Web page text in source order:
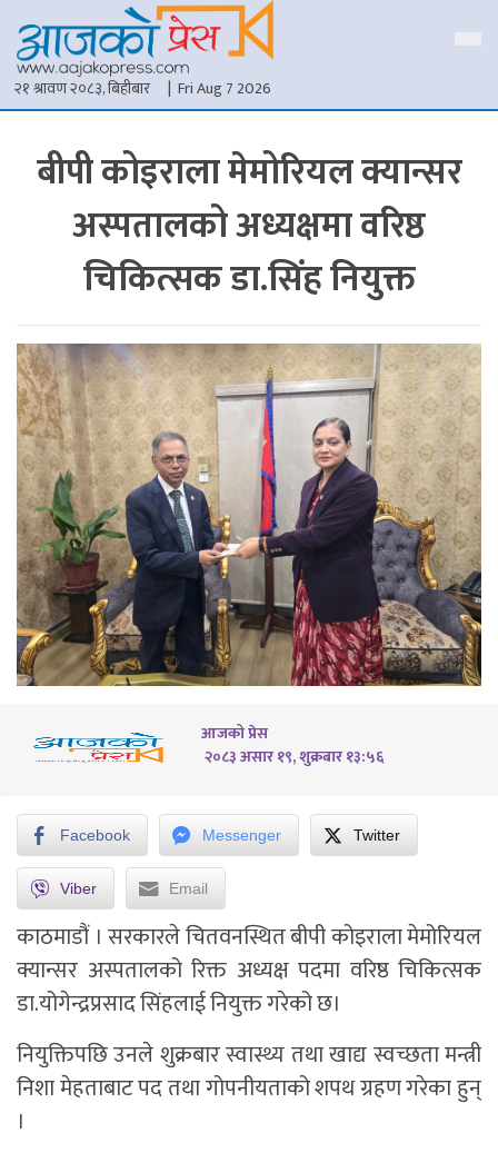
२१ श्रावण २०८३, बिहीबार | Fri Aug 7 2026
बीपी कोइराला मेमोरियल क्यान्सर
अस्पतालको अध्यक्षमा वरिष्ठ
चिकित्सक डा.सिंह नियुक्त
आजको प्रेस
२०८३ असार १९, शुक्रबार १३:५६
Facebook Messenger Twitter
Viber Email
काठमाडौं । सरकारले चितवनस्थित बीपी कोइराला मेमोरियल
क्यान्सर अस्पतालको रिक्त अध्यक्ष पदमा वरिष्ठ चिकित्सक
डा.योगेन्द्रप्रसाद सिंहलाई नियुक्त गरेको छ।
नियुक्तिपछि उनले शुक्रबार स्वास्थ्य तथा खाद्य स्वच्छता मन्त्री
निशा मेहताबाट पद तथा गोपनीयताको शपथ ग्रहण गरेका हुन्
।